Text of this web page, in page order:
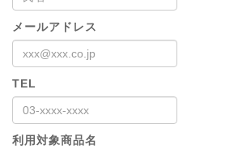
メールアドレス
TEL
利用対象商品名